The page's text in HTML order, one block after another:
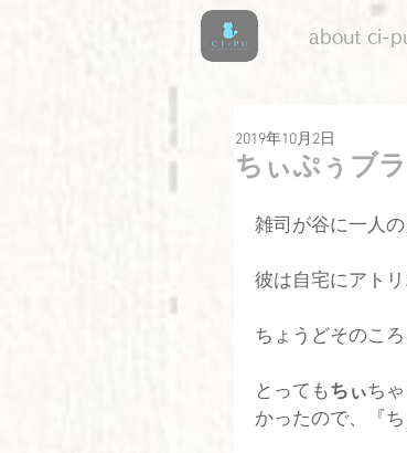
about ci-
ちぃぷぅブ
2019年10月2日
雑司が谷に一人の
彼は自宅にアト
ちょうどそのこ
とってもちぃち
かったので、『